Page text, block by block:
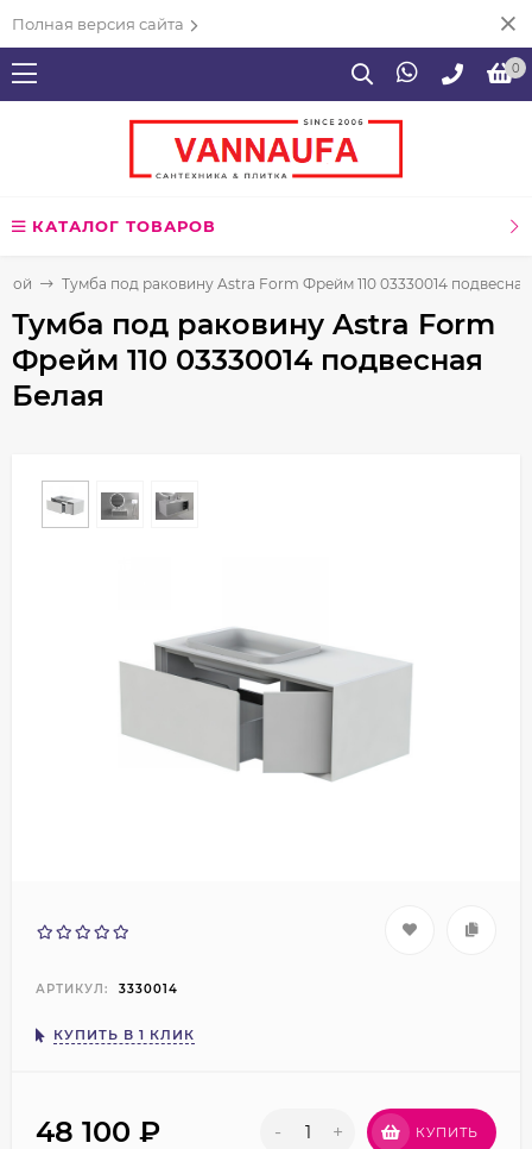
Полная версия сайта
0
КАТАЛОГ ТОВАРОВ
Тумба под раковину Astra Form Фрейм 110 03330014
Тумба под раковину Astra Form
Фрейм 110 03330014 подвесная
Белая
АРТИКУЛ: 3330014
КУПИТЬ В 1 КЛИК
48 100 ₽ - + КУПИТЬ